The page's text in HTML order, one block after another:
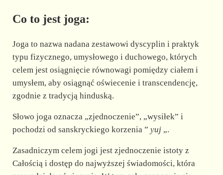
i
d
e
o
Co to jest joga:
Joga to nazwa nadana zestawowi dyscyplin i praktyk
typu fizycznego, umysłowego i duchowego, których
celem jest osiągnięcie równowagi pomiędzy ciałem i
umysłem, aby osiągnąć oświecenie i transcendencję,
zgodnie z tradycją hinduską.
Słowo joga oznacza „zjednoczenie”, „wysiłek” i
pochodzi od sanskryckiego korzenia ” yuj„.
Zasadniczym celem jogi jest zjednoczenie istoty z
Całością i dostęp do najwyższej świadomości, która